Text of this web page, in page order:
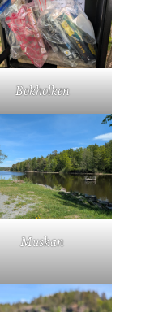
Bokholken
Muskan